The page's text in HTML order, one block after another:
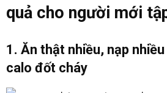
quả cho người mới
1. Ăn thật nhiều, nạp
calo đốt cháy